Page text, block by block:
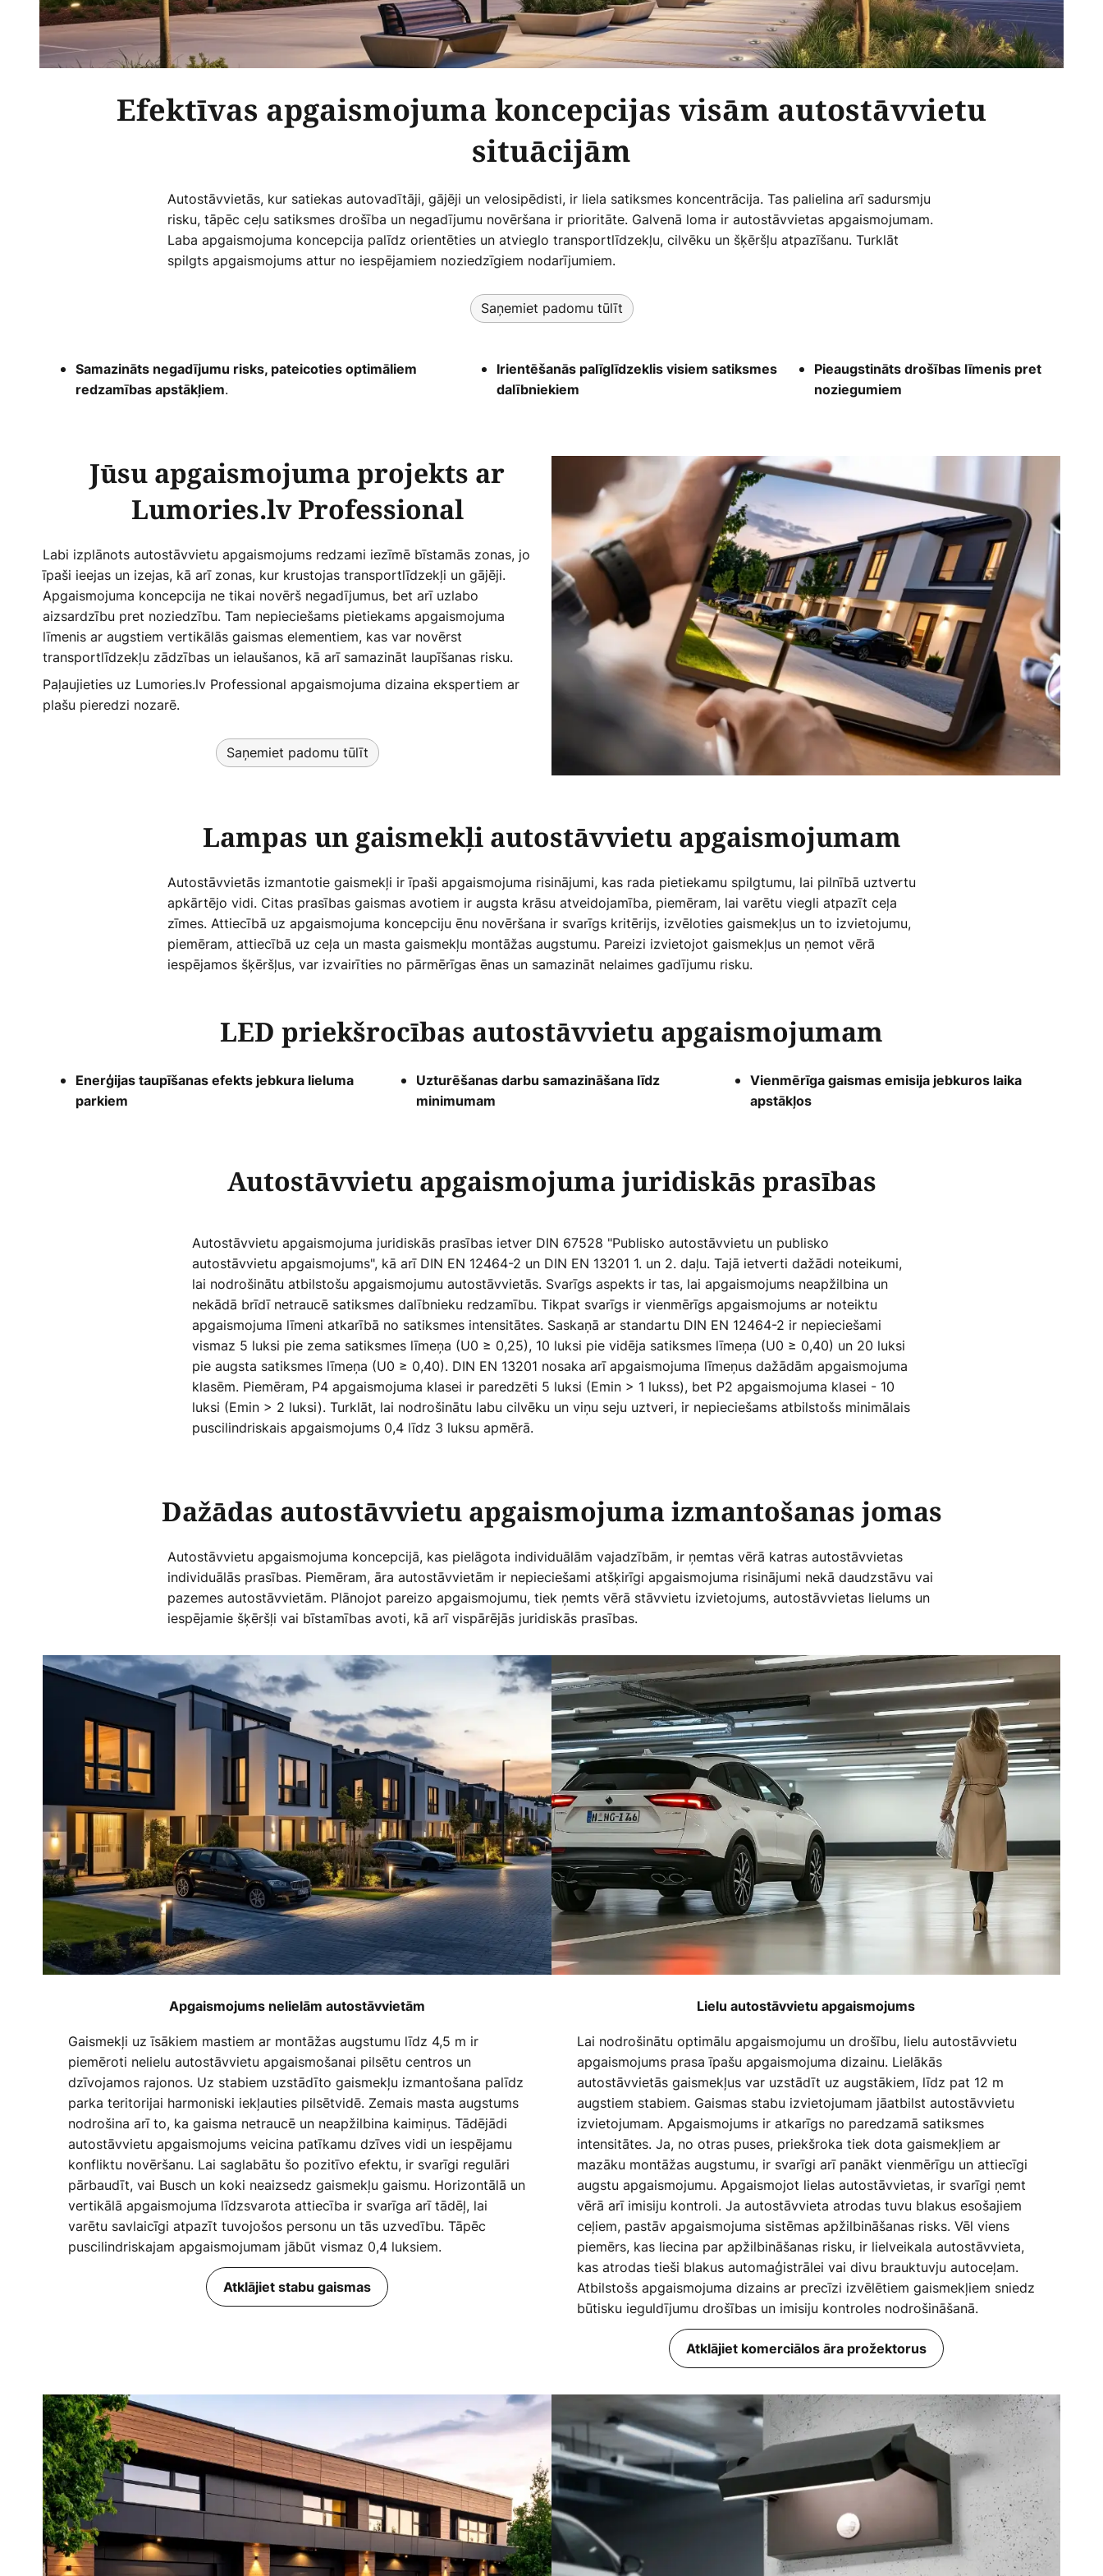
Efektīvas apgaismojuma koncepcijas visām autostāvvietu
situācijām
Autostāvvietās, kur satiekas autovadītāji, gājēji un velosipēdisti, ir liela satiksmes koncentrācija. Tas palielina arī sadursmju
risku, tāpēc ceļu satiksmes drošība un negadījumu novēršana ir prioritāte. Galvenā loma ir autostāvvietas apgaismojumam.
Laba apgaismojuma koncepcija palīdz orientēties un atvieglo transportlīdzekļu, cilvēku un šķēršļu atpazīšanu. Turklāt
spilgts apgaismojums attur no iespējamiem noziedzīgiem nodarījumiem.
Saņemiet padomu tūlīt
Samazināts negadījumu risks, pateicoties optimāliem
redzamības apstākļiem.
Irientēšanās palīglīdzeklis visiem satiksmes
dalībniekiem
Pieaugstināts drošības līmenis pret
noziegumiem
Jūsu apgaismojuma projekts ar
Lumories.lv Professional
Labi izplānots autostāvvietu apgaismojums redzami iezīmē bīstamās zonas, jo
īpaši ieejas un izejas, kā arī zonas, kur krustojas transportlīdzekļi un gājēji.
Apgaismojuma koncepcija ne tikai novērš negadījumus, bet arī uzlabo
aizsardzību pret noziedzību. Tam nepieciešams pietiekams apgaismojuma
līmenis ar augstiem vertikālās gaismas elementiem, kas var novērst
transportlīdzekļu zādzības un ielaušanos, kā arī samazināt laupīšanas risku.
Paļaujieties uz Lumories.lv Professional apgaismojuma dizaina ekspertiem ar
plašu pieredzi nozarē.
Saņemiet padomu tūlīt
Lampas un gaismekļi autostāvvietu apgaismojumam
Autostāvvietās izmantotie gaismekļi ir īpaši apgaismojuma risinājumi, kas rada pietiekamu spilgtumu, lai pilnībā uztvertu
apkārtējo vidi. Citas prasības gaismas avotiem ir augsta krāsu atveidojamība, piemēram, lai varētu viegli atpazīt ceļa
zīmes. Attiecībā uz apgaismojuma koncepciju ēnu novēršana ir svarīgs kritērijs, izvēloties gaismekļus un to izvietojumu,
piemēram, attiecībā uz ceļa un masta gaismekļu montāžas augstumu. Pareizi izvietojot gaismekļus un ņemot vērā
iespējamos šķēršļus, var izvairīties no pārmērīgas ēnas un samazināt nelaimes gadījumu risku.
LED priekšrocības autostāvvietu apgaismojumam
Enerģijas taupīšanas efekts jebkura lieluma
parkiem
Uzturēšanas darbu samazināšana līdz
minimumam
Vienmērīga gaismas emisija jebkuros laika
apstākļos
Autostāvvietu apgaismojuma juridiskās prasības
Autostāvvietu apgaismojuma juridiskās prasības ietver DIN 67528 "Publisko autostāvvietu un publisko
autostāvvietu apgaismojums", kā arī DIN EN 12464-2 un DIN EN 13201 1. un 2. daļu. Tajā ietverti dažādi noteikumi,
lai nodrošinātu atbilstošu apgaismojumu autostāvvietās. Svarīgs aspekts ir tas, lai apgaismojums neapžilbina un
nekādā brīdī netraucē satiksmes dalībnieku redzamību. Tikpat svarīgs ir vienmērīgs apgaismojums ar noteiktu
apgaismojuma līmeni atkarībā no satiksmes intensitātes. Saskaņā ar standartu DIN EN 12464-2 ir nepieciešami
vismaz 5 luksi pie zema satiksmes līmeņa (U0 ≥ 0,25), 10 luksi pie vidēja satiksmes līmeņa (U0 ≥ 0,40) un 20 luksi
pie augsta satiksmes līmeņa (U0 ≥ 0,40). DIN EN 13201 nosaka arī apgaismojuma līmeņus dažādām apgaismojuma
klasēm. Piemēram, P4 apgaismojuma klasei ir paredzēti 5 luksi (Emin > 1 lukss), bet P2 apgaismojuma klasei - 10
luksi (Emin > 2 luksi). Turklāt, lai nodrošinātu labu cilvēku un viņu seju uztveri, ir nepieciešams atbilstošs minimālais
puscilindriskais apgaismojums 0,4 līdz 3 luksu apmērā.
Dažādas autostāvvietu apgaismojuma izmantošanas jomas
Autostāvvietu apgaismojuma koncepcijā, kas pielāgota individuālām vajadzībām, ir ņemtas vērā katras autostāvvietas
individuālās prasības. Piemēram, āra autostāvvietām ir nepieciešami atšķirīgi apgaismojuma risinājumi nekā daudzstāvu vai
pazemes autostāvvietām. Plānojot pareizo apgaismojumu, tiek ņemts vērā stāvvietu izvietojums, autostāvvietas lielums un
iespējamie šķēršļi vai bīstamības avoti, kā arī vispārējās juridiskās prasības.
Apgaismojums nelielām autostāvvietām
Gaismekļi uz īsākiem mastiem ar montāžas augstumu līdz 4,5 m ir
piemēroti nelielu autostāvvietu apgaismošanai pilsētu centros un
dzīvojamos rajonos. Uz stabiem uzstādīto gaismekļu izmantošana palīdz
parka teritorijai harmoniski iekļauties pilsētvidē. Zemais masta augstums
nodrošina arī to, ka gaisma netraucē un neapžilbina kaimiņus. Tādējādi
autostāvvietu apgaismojums veicina patīkamu dzīves vidi un iespējamu
konfliktu novēršanu. Lai saglabātu šo pozitīvo efektu, ir svarīgi regulāri
pārbaudīt, vai Busch un koki neaizsedz gaismekļu gaismu. Horizontālā un
vertikālā apgaismojuma līdzsvarota attiecība ir svarīga arī tādēļ, lai
varētu savlaicīgi atpazīt tuvojošos personu un tās uzvedību. Tāpēc
puscilindriskajam apgaismojumam jābūt vismaz 0,4 luksiem.
Atklājiet stabu gaismas
Lielu autostāvvietu apgaismojums
Lai nodrošinātu optimālu apgaismojumu un drošību, lielu autostāvvietu
apgaismojums prasa īpašu apgaismojuma dizainu. Lielākās
autostāvvietās gaismekļus var uzstādīt uz augstākiem, līdz pat 12 m
augstiem stabiem. Gaismas stabu izvietojumam jāatbilst autostāvvietu
izvietojumam. Apgaismojums ir atkarīgs no paredzamā satiksmes
intensitātes. Ja, no otras puses, priekšroka tiek dota gaismekļiem ar
mazāku montāžas augstumu, ir svarīgi arī panākt vienmērīgu un attiecīgi
augstu apgaismojumu. Apgaismojot lielas autostāvvietas, ir svarīgi ņemt
vērā arī imisiju kontroli. Ja autostāvvieta atrodas tuvu blakus esošajiem
ceļiem, pastāv apgaismojuma sistēmas apžilbināšanas risks. Vēl viens
piemērs, kas liecina par apžilbināšanas risku, ir lielveikala autostāvvieta,
kas atrodas tieši blakus automaģistrālei vai divu brauktuvju autoceļam.
Atbilstošs apgaismojuma dizains ar precīzi izvēlētiem gaismekļiem sniedz
būtisku ieguldījumu drošības un imisiju kontroles nodrošināšanā.
Atklājiet komerciālos āra prožektorus